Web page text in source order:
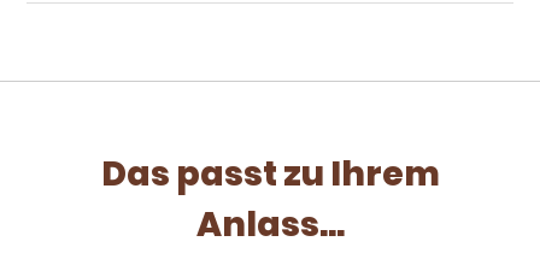
Das passt zu Ihrem
Anlass...